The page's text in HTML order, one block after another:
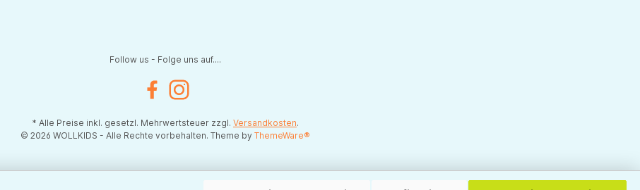
Follow us - Folge uns auf....
FacebookInstagram
* Alle Preise inkl. gesetzl. Mehrwertsteuer zzgl. Versandkosten.
© 2026 WOLLKIDS - Alle Rechte vorbehalten. Theme by ThemeWare®